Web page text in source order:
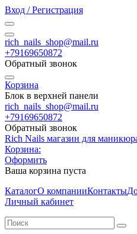
Вход / Регистрация
rich_nails_shop@mail.ru
+79169650872
Обратный звонок
Корзина
Блок в верхней панели
rich_nails_shop@mail.ru
+79169650872
Обратный звонок
Rich Nails магазин для
Корзина:
Оформить
Ваша корзина пуста
КаталогО компанииКонтакты
Личный кабинет